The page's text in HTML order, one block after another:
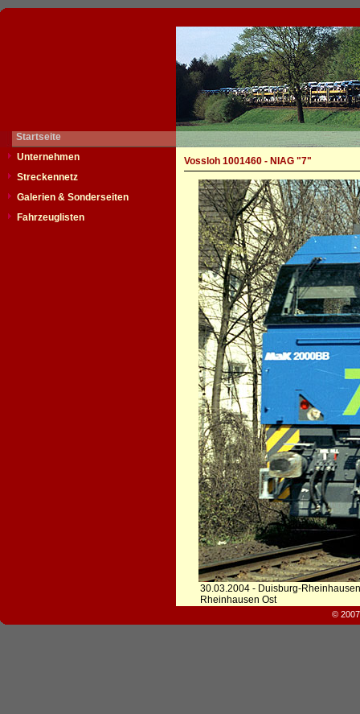
Startseite
Unternehmen
Streckennetz
Galerien & Sonderseiten
Fahrzeuglisten
Vossloh 1001460 - NIAG "7"
30.03.2004 - Duisburg-
Rheinhausen Ost
©